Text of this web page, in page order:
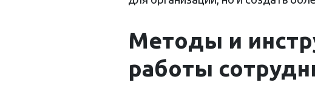
Методы и
работы